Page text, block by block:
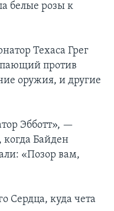
белые розы к
Техаса Грег
против
оружия, и другие
Эбботт», —
когда Байден
«Позор вам,
Сердца, куда чета